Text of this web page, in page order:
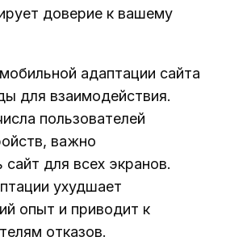
доверие к вашему
адаптации сайта
для взаимодействия.
пользователей
важно
сайт для всех экранов.
ухудшает
опыт и приводит к
отказов.